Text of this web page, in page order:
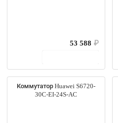
53 588 ₽
Коммутатор Huawei S6720-
30C-EI-24S-AC